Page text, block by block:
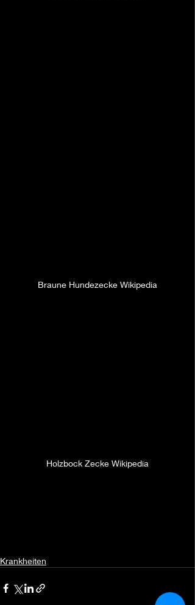
Braune Hundezecke Wikipedia
Holzbock Zecke Wikipedia
Krankheiten